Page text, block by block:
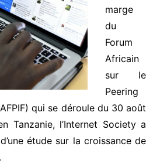
marge
du
Forum
Africain
sur le
Peering
qui se déroule du 30 août
Tanzanie, l’Internet Society a
étude sur la croissance de